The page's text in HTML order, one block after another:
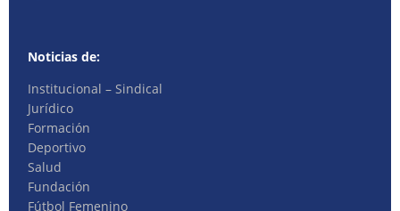
Noticias de:
Institucional – Sindical
Jurídico
Formación
Deportivo
Salud
Fundación
Fútbol Femenino